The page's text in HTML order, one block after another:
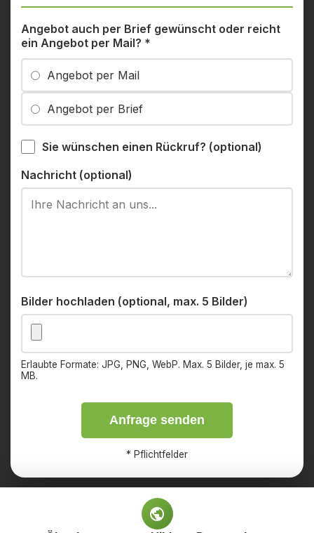
Angebot auch per Brief gewünscht oder reicht
ein Angebot per Mail? *
Angebot per Mail
Angebot per Brief
Sie wünschen einen Rückruf? (optional)
Nachricht (optional)
Bilder hochladen (optional, max. 5 Bilder)
Erlaubte Formate: JPG, PNG, WebP. Max. 5 Bilder, je max. 5
MB.
Anfrage senden
* Pflichtfelder